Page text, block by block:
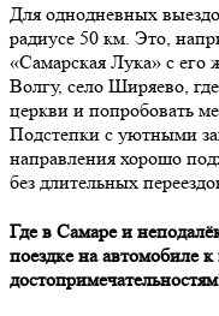
Для однодневных
радиусе 50 км. Это,
«Самарская Лука» с
Волгу, село Ширяево,
церкви и попробовать
Подстепки с уютными
направления хорошо
без длительных
Где в Самаре и
поездке на автомобиле